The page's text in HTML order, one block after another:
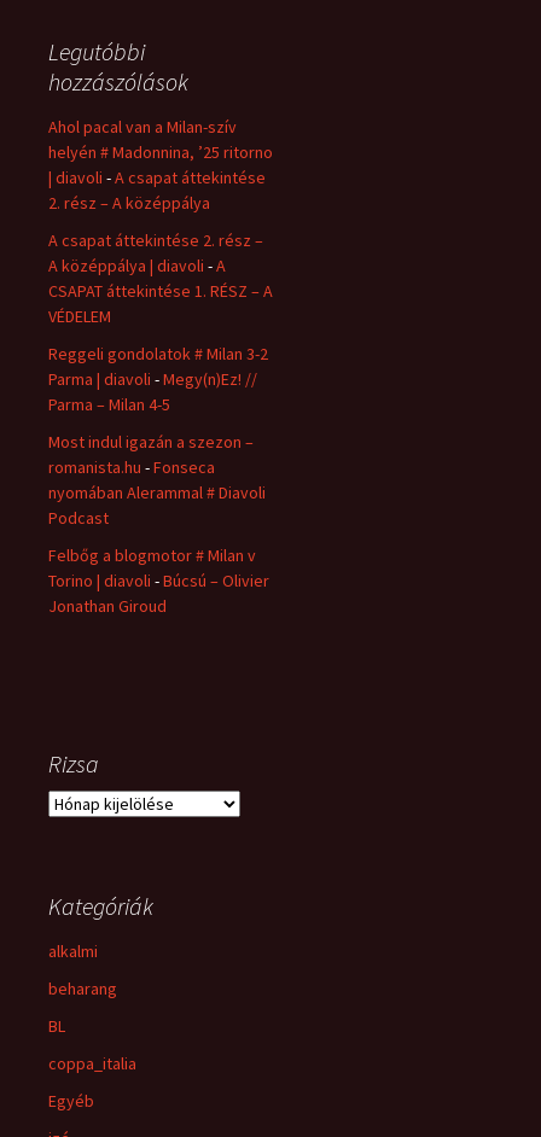
Legutóbbi
hozzászólások
Ahol pacal van a Milan-szív
helyén # Madonnina, ’25 ritorno
| diavoli -A csapat áttekintése
2. rész – A középpálya
A csapat áttekintése 2. rész –
A középpálya | diavoli -A
CSAPAT áttekintése 1. RÉSZ – A
VÉDELEM
Reggeli gondolatok # Milan 3-2
Parma | diavoli -Megy(n)Ez! //
Parma – Milan 4-5
Most indul igazán a szezon –
romanista.hu -Fonseca
nyomában Alerammal # Diavoli
Podcast
Felbőg a blogmotor # Milan v
Torino | diavoli -Búcsú – Olivier
Jonathan Giroud
Rizsa
Rizsa
Kategóriák
alkalmi
beharang
BL
coppa_italia
Egyéb